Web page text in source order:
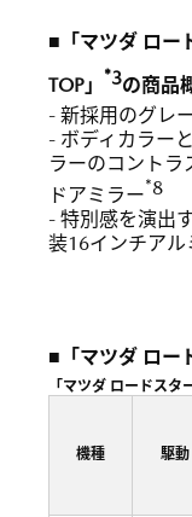
■「マツダ ロー
TOP」 *3の商品
- 新採用のグレ
- ボディカラー
ラーのコントラ
ドアミラー*8
- 特別感を演出
装16インチアル
■「マツダ ロー
「マツダ ロードスタ
機種 駆動